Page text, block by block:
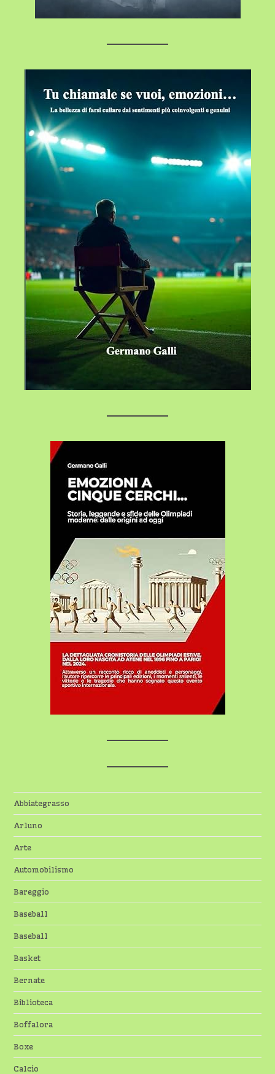
Abbiategrasso
Arluno
Arte
Automobilismo
Bareggio
Baseball
Baseball
Basket
Bernate
Biblioteca
Boffalora
Boxe
Calcio